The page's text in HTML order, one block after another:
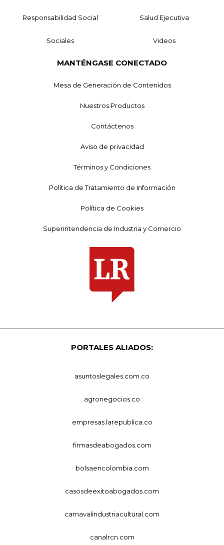
Responsabilidad Social Salud Ejecutiva
Sociales Videos
MANTÉNGASE CONECTADO
Mesa de Generación de Contenidos
Nuestros Productos
Contáctenos
Aviso de privacidad
Términos y Condiciones
Política de Tratamiento de Información
Política de Cookies
Superintendencia de Industria y Comercio
PORTALES ALIADOS:
asuntoslegales.com.co
agronegocios.co
empresas.larepublica.co
firmasdeabogados.com
bolsaencolombia.com
casosdeexitoabogados.com
carnavalindustriacultural.com
canalrcn.com